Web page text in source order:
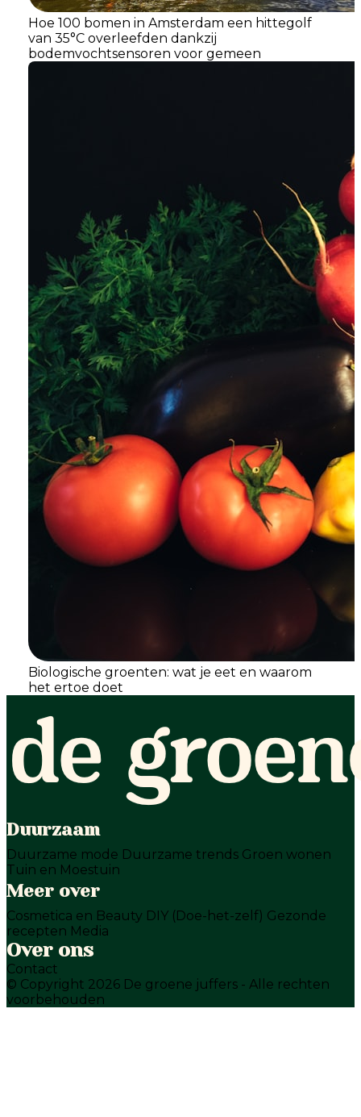
Hoe 100 bomen in Amsterdam een hittegolf
van 35°C overleefden dankzij
bodemvochtsensoren voor gemeen
Biologische groenten: wat je eet en waarom
het ertoe doet
Duurzaam
Duurzame mode Duurzame trends Groen wonen
Tuin en Moestuin
Meer over
Cosmetica en Beauty DIY (Doe-het-zelf) Gezonde
recepten Media
Over ons
Contact
© Copyright 2026 De groene juffers - Alle rechten
voorbehouden